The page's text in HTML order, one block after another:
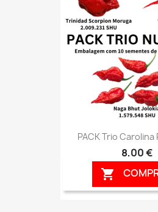
PACK Trio Carolina
8,00 €
